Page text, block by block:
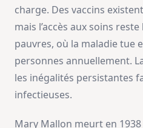
charge. Des vaccins
mais l’accès aux soins
pauvres, où la maladie tue
personnes annuellement.
les inégalités persistantes
infectieuses.
Mary Mallon meurt en 1938